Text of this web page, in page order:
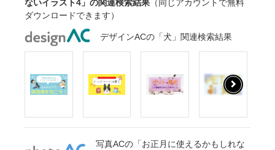
ないイラスト4」の関連検索結果 （同じアカウントで無料
ダウンロードできます）
デザインACの「犬」関連検索結果
写真ACの「お正月に使えるかもしれな